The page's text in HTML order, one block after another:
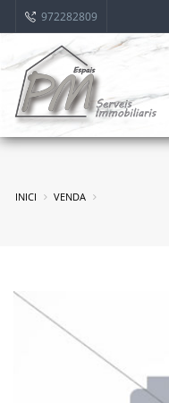
972282809
INICI VENDA